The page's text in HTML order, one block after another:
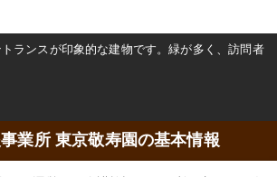
ランスが印象的な建物です。緑が多く、訪問者
業所 東京敬寿園の基本情報